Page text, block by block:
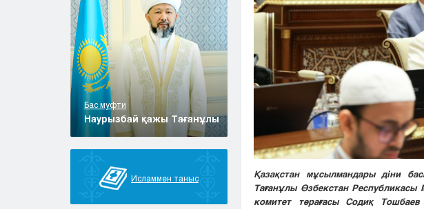
Бас муфти
Наурызбай қажы Тағанұлы
Исламмен таныс
Қазақстан мұсылмандары діни
Тағанұлы Өзбекстан Республикасы
комитет төрағасы Содиқ